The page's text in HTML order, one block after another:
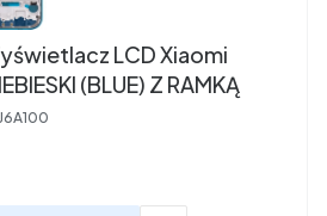
LCD Xiaomi
(BLUE) Z RAMKĄ